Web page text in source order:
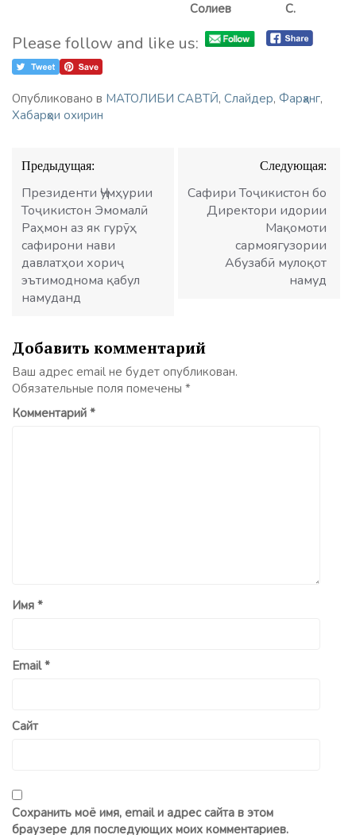
Солиев С.
Please follow and like us:
Опубликовано в МАТОЛИБИ САВТӢ, Слайдер, Фарҳанг,
Хабарҳои охирин
Навигация
по
записям
Предыдущая:
Президенти Ҷумҳурии
Тоҷикистон Эмомалӣ
Раҳмон аз як гурӯҳ
сафирони нави
давлатҳои хориҷ
эътимоднома қабул
намуданд
Следующая:
Сафири Тоҷикистон бо
Директори идории
Мақомоти
сармоягузории
Абузабӣ мулоқот
намуд
Добавить комментарий
Ваш адрес email не будет опубликован.
Обязательные поля помечены *
Комментарий *
Имя *
Email*
Сайт
Сохранить моё имя, email и адрес сайта в этом
браузере для последующих моих комментариев.